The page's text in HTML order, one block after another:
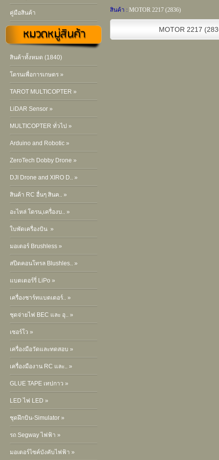
คู่มือสินค้า
สินค้าทั้งหมด (1840)
โดรนเพื่อการเกษตร »
TAROT MULTICOPTER »
LiDAR Sensor »
MULTICOPTER ทั่วไป »
Arduino and Robotic »
ZeroTech Dobby Drone »
DJI Drone and XIRO D.. »
สินค้า RC อื่นๆ สินค.. »
อะไหล่ โดรน,เครื่องบ.. »
ใบพัดเครื่องบิน »
มอเตอร์ Brushless »
สปีดคอนโทรล Blushles.. »
แบตเตอร์รี่ LiPo »
เครื่องชาร์ทแบตเตอร์.. »
ชุดจ่ายไฟ BEC และ อุ.. »
เซอร์โว »
เครื่องมือวัดและทดสอบ »
เครื่องมืองาน RC และ.. »
GLUE TAPE เทปกาว »
LED ไฟ LED »
ชุดฝึกบิน-Simulator »
รถ Segway ไฟฟ้า »
มอเตอร์ไซค์บังคับไฟฟ้า »
สินค้า : MOTOR 2217 (2836)
MOTOR 2217